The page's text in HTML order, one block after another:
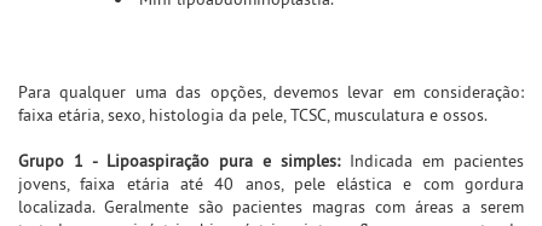
Para qualquer uma das opções, devemos levar em consideração:
faixa etária, sexo, histologia da pele, TCSC, musculatura e ossos.
Grupo 1 - Lipoaspiração pura e simples:Indicada em pacientes
jovens, faixa etária até 40 anos, pele elástica e com gordura
localizada. Geralmente são pacientes magras com áreas a serem